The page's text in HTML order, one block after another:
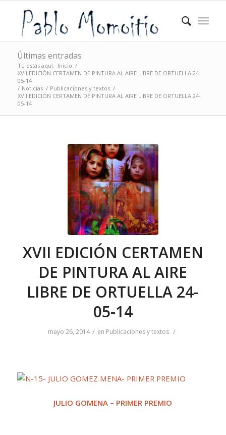
Últimas entradas
Tú estás aquí: Inicio /
XVII EDICIÓN CERTAMEN DE PINTURA AL AIRE LIBRE DE ORTUELLA 24-
05-14
/ Noticias / Publicaciones y textos /
XVII EDICIÓN CERTAMEN DE PINTURA AL AIRE LIBRE DE ORTUELLA 24-
05-14
XVII EDICIÓN CERTAMEN
DE PINTURA AL AIRE
LIBRE DE ORTUELLA 24-
05-14
mayo 26, 2014 / en Publicaciones y textos /
JULIO GOMENA – PRIMER PREMIO